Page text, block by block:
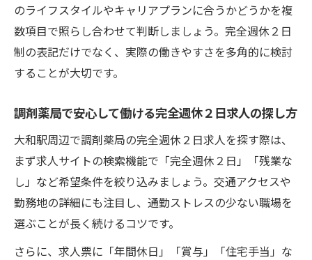
のライフスタイルやキャリアプランに合うかどうかを複
数項目で照らし合わせて判断しましょう。完全週休２日
制の表記だけでなく、実際の働きやすさを多角的に検討
することが大切です。
調剤薬局で安心して働ける完全週休２日求人の探し方
大和駅周辺で調剤薬局の完全週休２日求人を探す際は、
まず求人サイトの検索機能で「完全週休２日」「残業な
し」など希望条件を絞り込みましょう。交通アクセスや
勤務地の詳細にも注目し、通勤ストレスの少ない職場を
選ぶことが長く続けるコツです。
さらに、求人票に「年間休日」「賞与」「住宅手当」な